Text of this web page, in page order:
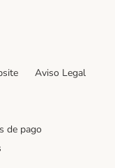
Aviso Legal
de pago